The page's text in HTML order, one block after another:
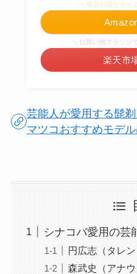
＼毎日お得なタイ
＼お買い物マラソン
楽天市
芸能人が愛用する髭
マツコおすすめモデル
シナコバ愛用の芸
円広志（タレン
森武史（アナウ